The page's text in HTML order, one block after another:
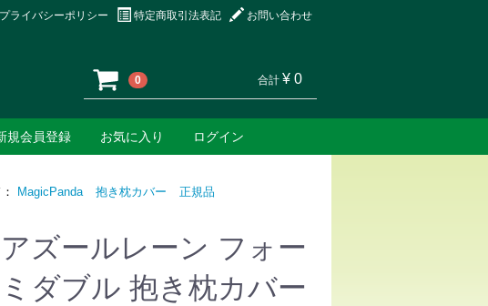
プライバシーポリシー 特定商取引法表記 お問い合わせ
0 合計 ¥ 0
MagicPanda 抱き枕カバー 正規品
規会員登録 お気に入り ログイン
アズールレーン フォー
ミダブル 抱き枕カバー